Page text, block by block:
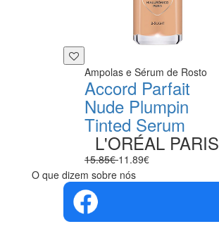
Ampolas e Sérum de Rosto
Accord Parfait
Nude Plumpin
Tinted Serum
L'ORÉAL PARIS
15.85€11.89€
O que dizem sobre nós